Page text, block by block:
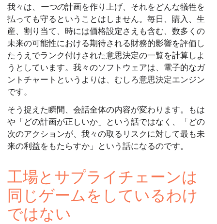
我々は、 一つの計画を作り上げ、それをどんな犠牲を
払っても守るということはしません。毎日、購入、生
産、割り当て、時には価格設定さえも含む、数多くの
未来の可能性における期待される財務的影響を評価し
たうえでランク付けされた意思決定の一覧を計算しよ
うとしています。我々のソフトウェアは、電子的なガ
ントチャートというよりは、むしろ意思決定エンジン
です。
そう捉えた瞬間、会話全体の内容が変わります。もは
や「どの計画が正しいか」という話ではなく、「どの
次のアクションが、我々の取るリスクに対して最も未
来の利益をもたらすか」という話になるのです。
工場とサプライチェーンは
同じゲームをしているわけ
ではない